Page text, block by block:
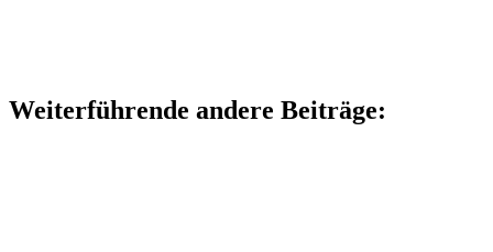
Weiterführende andere Beiträge: